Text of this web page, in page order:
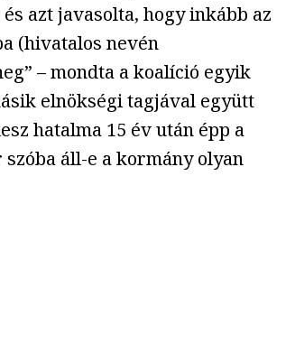
azt javasolta, hogy inkább az
(hivatalos nevén
– mondta a koalíció egyik
elnökségi tagjával együtt
hatalma 15 év után épp a
áll-e a kormány olyan